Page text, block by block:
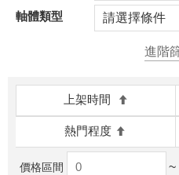
軸體類型 請選擇條件
上架時間
熱門程度
價格區間 ~